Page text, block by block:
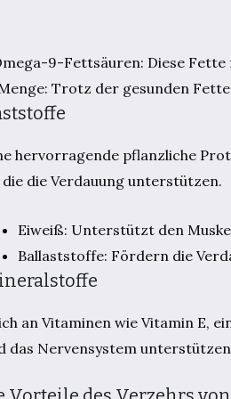
9-Fettsäuren: Diese
Trotz der gesunden
hervorragende pflanzliche
die Verdauung unterstützen.
Eiweiß: Unterstützt den
Ballaststoffe: Fördern die
an Vitaminen wie Vitamin E,
das Nervensystem